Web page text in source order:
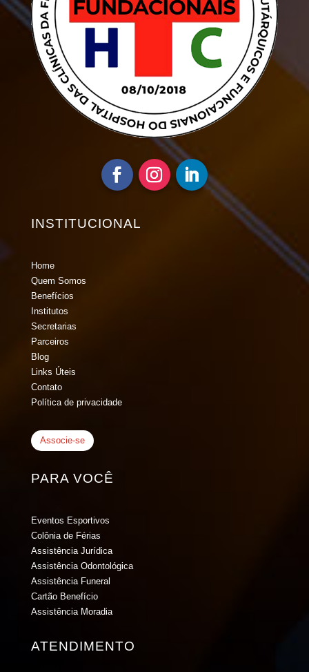
INSTITUCIONAL
Home
Quem Somos
Benefícios
Institutos
Secretarias
Parceiros
Blog
Links Úteis
Contato
Política de privacidade
Associe-se
PARA VOCÊ
Eventos Esportivos
Colônia de Férias
Assistência Jurídica
Assistência Odontológica
Assistência Funeral
Cartão Benefício
Assistência Moradia
ATENDIMENTO